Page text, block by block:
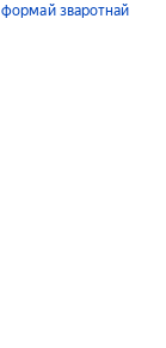
формай зваротнай